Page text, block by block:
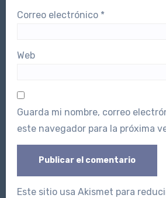
Correo electrónico *
Web
Guarda mi nombre, correo
este navegador para la próxima
Este sitio usa Akismet para